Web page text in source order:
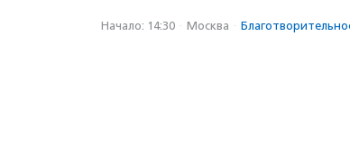
Начало: 14:30 · Москва ·